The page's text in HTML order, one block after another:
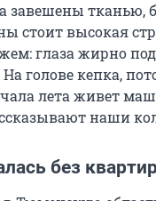
тканью,
стоит высокая
глаза жирно
голове кепка,
лета живет
наши
без